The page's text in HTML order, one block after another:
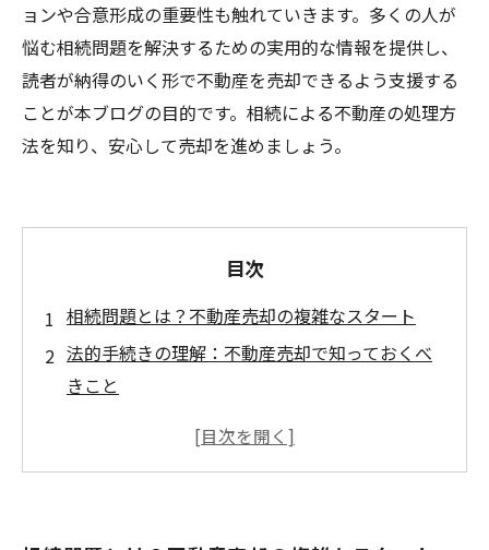
ョンや合意形成の重要性も触れていきます。多くの人が
悩む相続問題を解決するための実用的な情報を提供し、
読者が納得のいく形で不動産を売却できるよう支援する
ことが本ブログの目的です。相続による不動産の処理方
法を知り、安心して売却を進めましょう。
目次
相続問題とは？不動産売却の複雑なスタート
法的手続きの理解：不動産売却で知っておくべ
きこと
親族間の調整をスムーズにするコミュニケーシ